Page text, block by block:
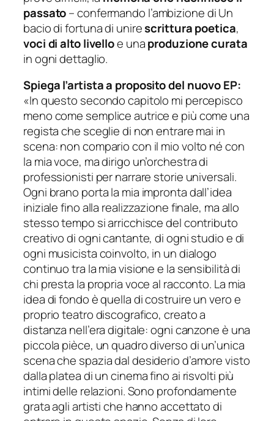
passato– confermando l’ambizione diUn
bacio di fortunadi unirescrittura poetica,
voci di alto livelloe unaproduzione curata
in ogni dettaglio.
Spiega l’artista a proposito del nuovo EP:
«In questo secondo capitolo mi percepisco
meno come semplice autrice e più come una
regista che sceglie di non entrare mai in
scena: non compario con il mio volto né con
la mia voce, ma dirigo un’orchestra di
professionisti per narrare storie universali.
Ogni brano porta la mia impronta dall’idea
iniziale fino alla realizzazione finale, ma allo
stesso tempo si arricchisce del contributo
creativo di ogni cantante, di ogni studio e di
ogni musicista coinvolto, in un dialogo
continuo tra la mia visione e la sensibilità di
chi presta la propria voce al racconto. La mia
idea di fondo è quella di costruire un vero e
proprio teatro discografico, creato a
distanza nell’era digitale: ogni canzone è una
piccola pièce, un quadro diverso di un’unica
scena che spazia dal desiderio d’amore visto
dalla platea di un cinema fino ai risvolti più
intimi delle relazioni. Sono profondamente
grata agli artisti che hanno accettato di